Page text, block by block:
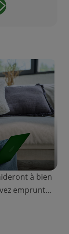
à bien
emprunt...